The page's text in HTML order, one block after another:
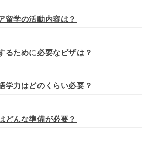
留学の活動内容は？
るために必要なビザは？
学力はどのくらい必要？
どんな準備が必要？